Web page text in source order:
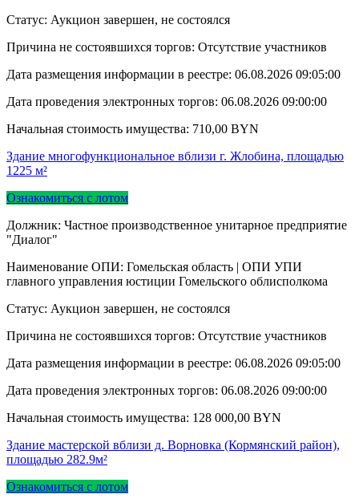
Статус: Аукцион завершен, не состоялся
Причина не состоявшихся торгов: Отсутствие участников
Дата размещения информации в реестре: 06.08.2026 09:05:00
Дата проведения электронных торгов: 06.08.2026 09:00:00
Начальная стоимость имущества: 710,00 BYN
Здание многофункциональное вблизи г. Жлобина, площадью
1225 м²
Ознакомиться с лотом
Должник: Частное производственное унитарное предприятие
"Диалог"
Наименование ОПИ: Гомельская область | ОПИ УПИ
главного управления юстиции Гомельского облисполкома
Статус: Аукцион завершен, не состоялся
Причина не состоявшихся торгов: Отсутствие участников
Дата размещения информации в реестре: 06.08.2026 09:05:00
Дата проведения электронных торгов: 06.08.2026 09:00:00
Начальная стоимость имущества: 128 000,00 BYN
Здание мастерской вблизи д. Ворновка (Кормянский район),
площадью 282.9м²
Ознакомиться с лотом